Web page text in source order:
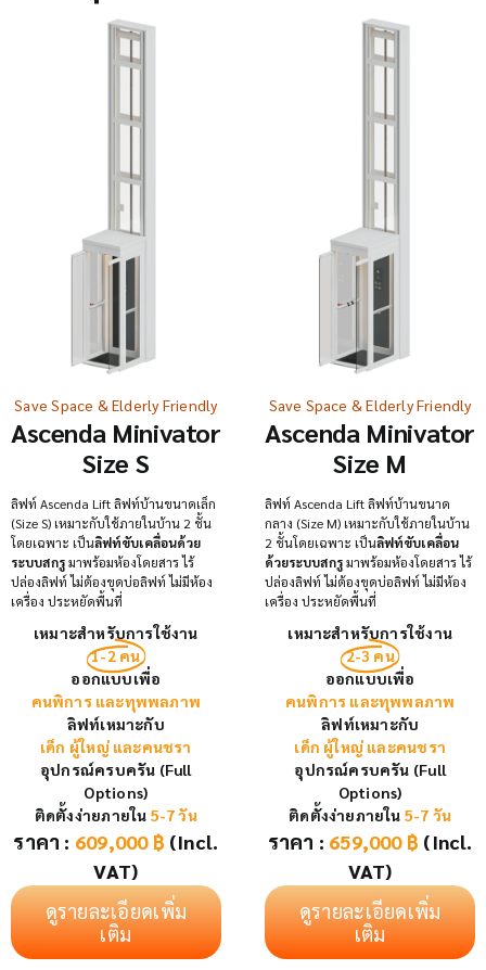
Save Space & Elderly Friendly
Ascenda Minivator
Size S
ลิฟท์ Ascenda Lift ลิฟท์บ้านขนาดเล็ก
(Size S) เหมาะกับใช้ภายในบ้าน 2 ชั้น
โดยเฉพาะ เป็นลิฟท์ขับเคลื่อนด้วย
ระบบสกรูมาพร้อมห้องโดยสาร ไร้
ปล่องลิฟท์ ไม่ต้องขุดบ่อลิฟท์ ไม่มีห้อง
เครื่อง ประหยัดพื้นที่
เหมาะสำหรับการใช้งาน
1-2 คน
ออกแบบเพื่อ
คนพิการ และทุพพลภาพ
ลิฟท์เหมาะกับ
เด็ก ผู้ใหญ่ และคนชรา
อุปกรณ์ครบครัน (Full
Options)
ติดตั้งง่ายภายใน 5-7 วัน
ราคา : 609,000 ฿ (Incl.
VAT)
ดูรายละเอียดเพิ่ม
เติม
Save Space & Elderly Friendly
Ascenda Minivator
Size M
ลิฟท์ Ascenda Lift ลิฟท์บ้านขนาด
กลาง (Size M) เหมาะกับใช้ภายในบ้าน
2 ชั้นโดยเฉพาะ เป็นลิฟท์ขับเคลื่อน
ด้วยระบบสกรูมาพร้อมห้องโดยสาร ไร้
ปล่องลิฟท์ ไม่ต้องขุดบ่อลิฟท์ ไม่มีห้อง
เครื่อง ประหยัดพื้นที่
เหมาะสำหรับการใช้งาน
2-3 คน
ออกแบบเพื่อ
คนพิการ และทุพพลภาพ
ลิฟท์เหมาะกับ
เด็ก ผู้ใหญ่ และคนชรา
อุปกรณ์ครบครัน (Full
Options)
ติดตั้งง่ายภายใน 5-7 วัน
ราคา : 659,000 ฿ (Incl.
VAT)
ดูรายละเอียดเพิ่ม
เติม